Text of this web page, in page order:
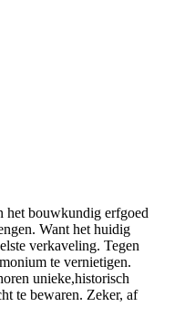
het bouwkundig erfgoed
Want het huidig
verkaveling. Tegen
te vernietigen.
unieke,historisch
te bewaren. Zeker, af